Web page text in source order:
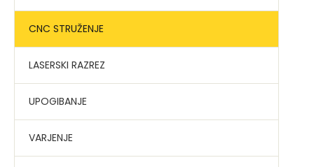
CNC STRUŽENJE
LASERSKI RAZREZ
UPOGIBANJE
VARJENJE